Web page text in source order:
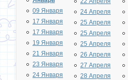
09 Января
17 Января
17 Января
19 Января
21 Января
23 Января
24 Января
24 Апреля
25 Апреля
25 Апреля
25 Апреля
26 Апреля
27 Апреля
28 Апреля